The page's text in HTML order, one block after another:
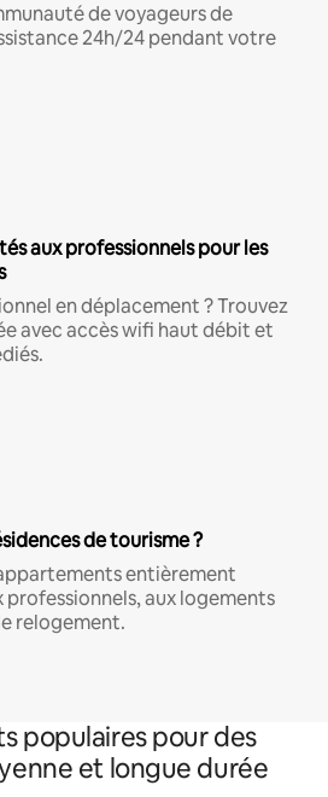
de voyageurs de
24h/24 pendant votre
aux professionnels pour les
en déplacement ? Trouvez
avec accès wifi haut débit et
de tourisme ?
entièrement
professionnels, aux logements
relogement.
populaires pour des
et longue durée